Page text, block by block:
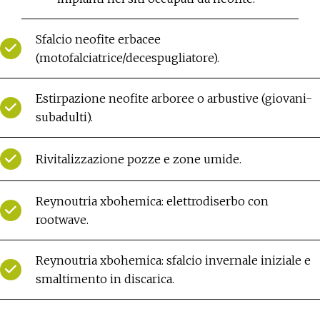
Sfalcio neofite erbacee
(motofalciatrice/decespugliatore).
Estirpazione neofite arboree o arbustive (giovani-
subadulti).
Rivitalizzazione pozze e zone umide.
Reynoutria xbohemica: elettrodiserbo con
rootwave.
Reynoutria xbohemica: sfalcio invernale iniziale e
smaltimento in discarica.